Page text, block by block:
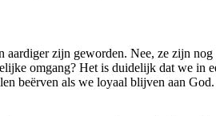
aardiger zijn geworden. Nee, ze zijn
omgang? Het is duidelijk dat we in
beërven als we loyaal blijven aan God.